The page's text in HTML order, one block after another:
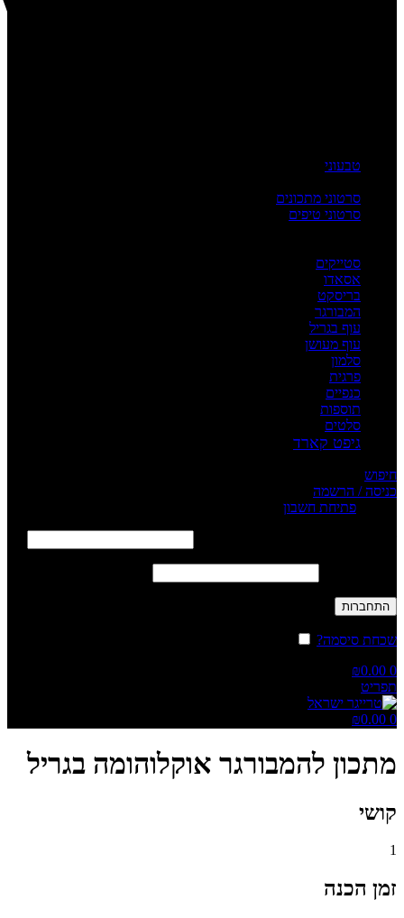
טבעוני
סרטוני מתכונים
סרטוני טיפים
סטייקים
אסאדו
בריסקט
המבורגר
עוף בגריל
עוף מעושן
סלמון
פרגית
כנפיים
תוספות
סלטים
גיפט קארד
חיפוש
כניסה / הרשמה
פתיחת חשבון
התחברות
שכחת סיסמה?
0
₪0.00
תפריט
0
₪0.00
מתכון להמבורגר אוקלוהומה בגריל
קושי
1
זמן הכנה